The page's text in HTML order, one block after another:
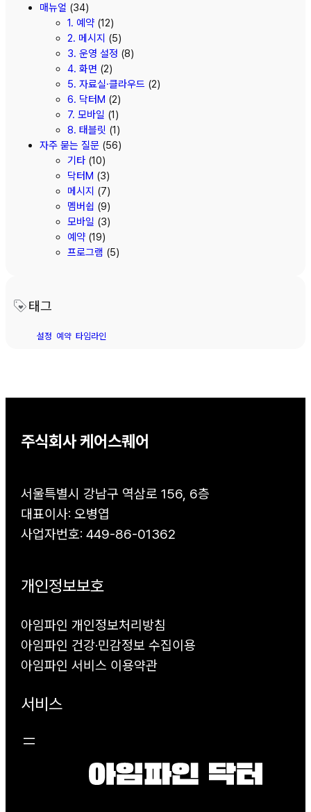
매뉴얼 (34)
1. 예약(12)
2. 메시지 (5)
3. 운영 설정 (8)
4. 화면 (2)
5. 자료실·클라우드 (2)
6. 닥터M (2)
7. 모바일 (1)
8. 태블릿 (1)
자주 묻는 질문(56)
기타(10)
닥터M (3)
메시지 (7)
멤버쉽 (9)
모바일 (3)
예약(19)
프로그램 (5)
태그
설정 예약 타임라인
주식회사 케어스퀘어
서울특별시 강남구 역삼로 156, 6층
대표이사: 오병엽
사업자번호: 449-86-01362
개인정보보호
아임파인 개인정보처리방침
아임파인 건강·민감정보 수집이용
아임파인 서비스 이용약관
서비스